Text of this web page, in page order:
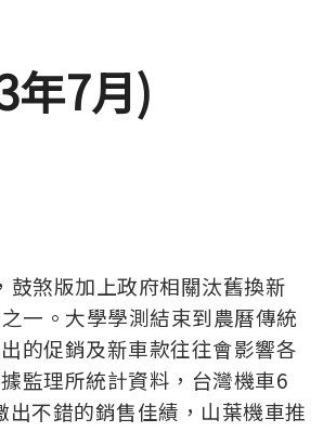
年7月)
鼓煞版加上政府相關汰舊換新
一。大學學測結束到農曆傳統
的促銷及新車款往往會影響各
監理所統計資料，台灣機車6
不錯的銷售佳績，山葉機車推